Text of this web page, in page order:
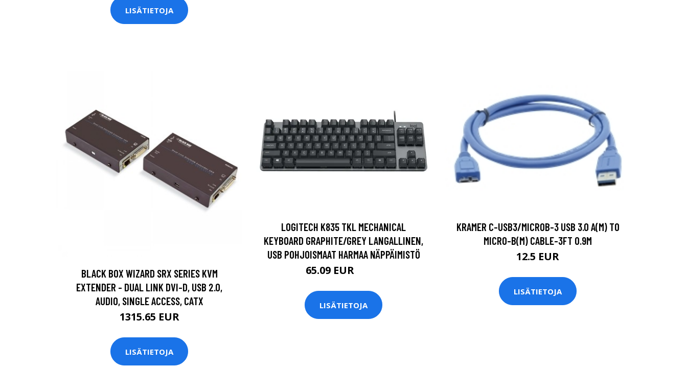
LISÄTIETOJA
BLACK BOX WIZARD SRX SERIES KVM
EXTENDER - DUAL LINK DVI-D, USB 2.0,
AUDIO, SINGLE ACCESS, CATX
1315.65 EUR
LISÄTIETOJA
LOGITECH K835 TKL MECHANICAL
KEYBOARD GRAPHITE/GREY LANGALLINEN,
USB POHJOISMAAT HARMAA NÄPPÄIMISTÖ
65.09 EUR
LISÄTIETOJA
KRAMER C-USB3/MICROB-3 USB 3.0 A(M) TO
MICRO-B(M) CABLE-3FT 0.9M
12.5 EUR
LISÄTIETOJA